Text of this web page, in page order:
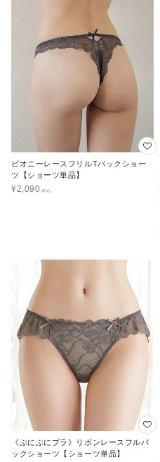
ピオニーレースフリルTバックショー
ツ【ショーツ単品】
¥2,090
《ぷにぷにブラ》リボンレースフルバ
ックショーツ【ショーツ単品】